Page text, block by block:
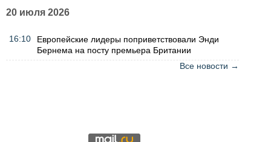
20 июля 2026
16:10
Европейские лидеры поприветствовали Энди
Бернема на посту премьера Британии
Все новости →